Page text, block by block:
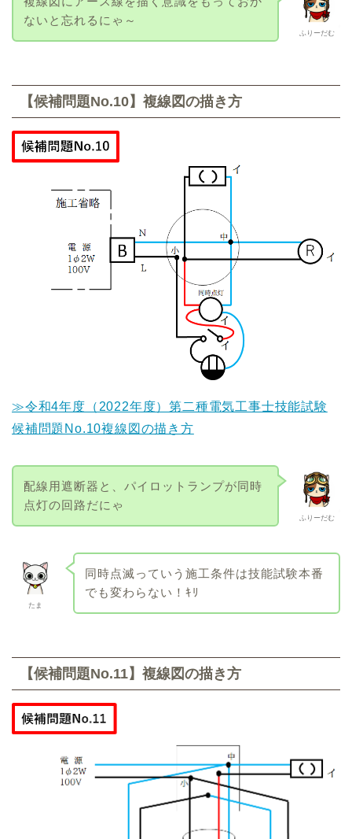
ふりーだむ
ないと忘れるにゃ～
【候補問題No.10】複線図の描き方
≫令和4年度（2022年度）第二種電気工事士技能試験
候補問題No.10複線図の描き方
ふりーだむ
配線用遮断器と、パイロットランプが同時
点灯の回路だにゃ
たま
同時点滅っていう施工条件は技能試験本番
でも変わらない！ｷﾘ
【候補問題No.11】複線図の描き方